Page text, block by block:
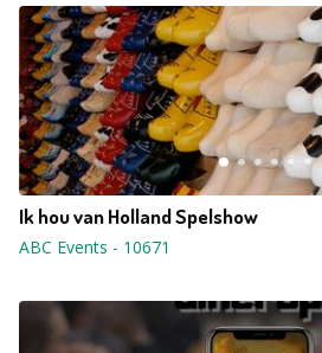
Ik hou van Holland Spelshow
ABC Events - 10671